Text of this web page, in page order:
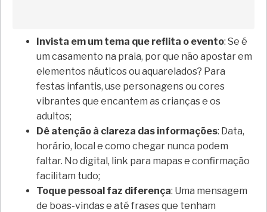
Invista em um tema que reflita o evento: Se é
um casamento na praia, por que não apostar em
elementos náuticos ou aquarelados? Para
festas infantis, use personagens ou cores
vibrantes que encantem as crianças e os
adultos;
Dê atenção à clareza das informações: Data,
horário, local e como chegar nunca podem
faltar. No digital, link para mapas e confirmação
facilitam tudo;
Toque pessoal faz diferença: Uma mensagem
de boas-vindas e até frases que tenham